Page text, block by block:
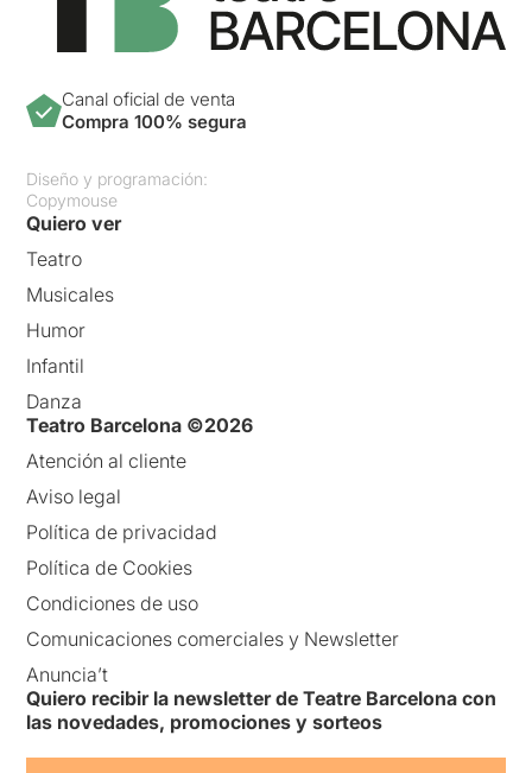
Canal oficial de venta
Compra 100% segura
Diseño y programación:
Copymouse
Quiero ver
Teatro
Musicales
Humor
Infantil
Danza
Teatro Barcelona ©2026
Atención al cliente
Aviso legal
Política de privacidad
Política de Cookies
Condiciones de uso
Comunicaciones comerciales y Newsletter
Anuncia’t
Quiero recibir la newsletter de Teatre Barcelona con
las novedades, promociones y sorteos